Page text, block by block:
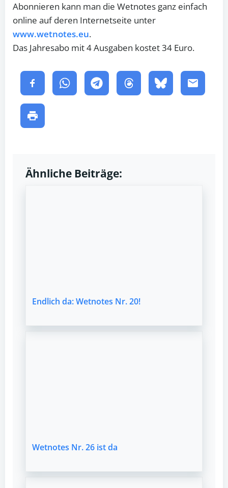
Abonnieren kann man die Wetnotes ganz einfach
online auf deren Internetseite unter
www.wetnotes.eu.
Das Jahresabo mit 4 Ausgaben kostet 34 Euro.
Ähnliche Beiträge:
Endlich da: Wetnotes Nr. 20!
Wetnotes Nr. 26 ist da